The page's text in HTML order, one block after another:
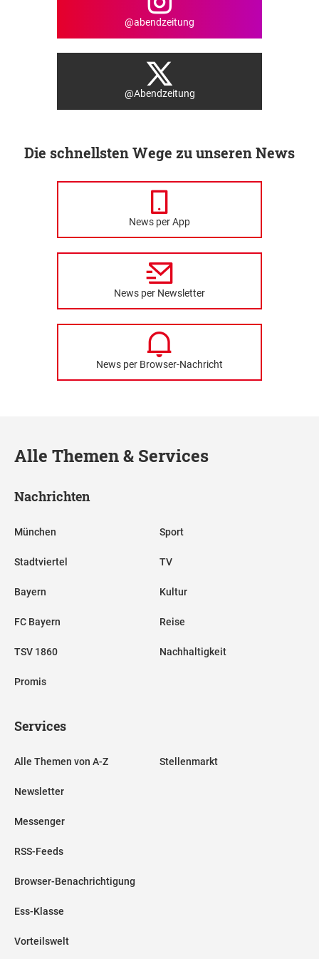
@abendzeitung
@Abendzeitung
Die schnellsten Wege zu unseren News
News per App
News per Newsletter
News per Browser-Nachricht
Alle Themen & Services
Nachrichten
München
Stadtviertel
Bayern
FC Bayern
TSV 1860
Promis
Sport
TV
Kultur
Reise
Nachhaltigkeit
Services
Alle Themen von A-Z
Newsletter
Messenger
RSS-Feeds
Browser-Benachrichtigung
Ess-Klasse
Vorteilswelt
Stellenmarkt